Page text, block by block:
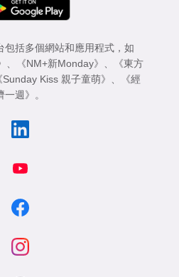
包括多個網站和應用程式，如
《NM+新Monday》
《東方
Sunday Kiss 親子童萌》
《經
一週》
。